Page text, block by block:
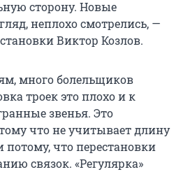
сторону. Новые
неплохо смотрелись, —
Виктор Козлов.
много болельщиков
троек это плохо и к
звенья. Это
что не учитывает длину
что перестановки
связок. «Регулярка»